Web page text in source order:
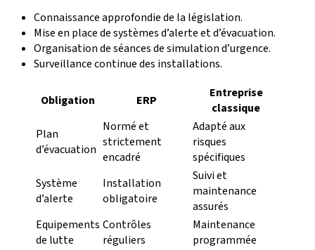
Connaissance approfondie de la législation.
Mise en place de systèmes d’alerte et d’évacuation.
Organisation de séances de simulation d’urgence.
Surveillance continue des installations.
Obligation ERP
Entreprise
classique
Plan
d’évacuation
Normé et
strictement
encadré
Adapté aux
risques
spécifiques
Système
d’alerte
Installation
obligatoire
Suivi et
maintenance
assurés
Equipements
de lutte
Contrôles
réguliers
Maintenance
programmée